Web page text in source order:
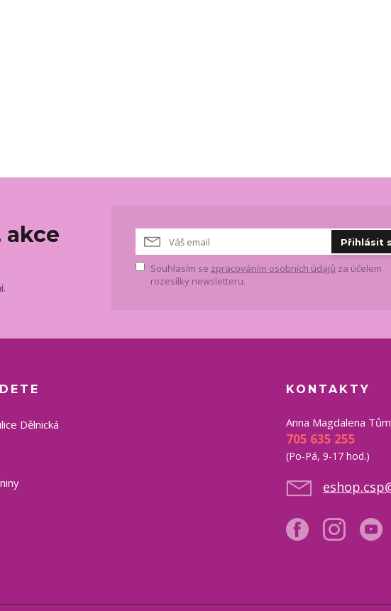
akce
Přihlásit
Souhlasím se zpracováním osobních údajů za účelem
rozesílky newsletteru.
Dělnická
KONTAKTY
Anna Magdalena
705 635 255
(Po-Pá, 9-17 hod.)